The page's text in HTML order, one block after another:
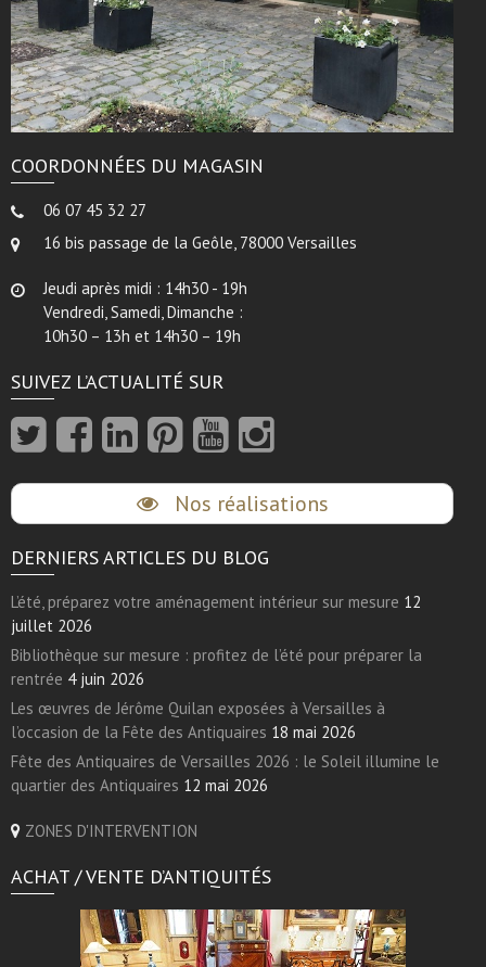
COORDONNÉES DU MAGASIN
06 07 45 32 27
16 bis passage de la Geôle, 78000 Versailles
Jeudi après midi : 14h30 - 19h
Vendredi, Samedi, Dimanche :
10h30 – 13h et 14h30 – 19h
SUIVEZ L’ACTUALITÉ SUR
Nos réalisations
DERNIERS ARTICLES DU BLOG
L’été, préparez votre aménagement intérieur sur mesure 12
juillet 2026
Bibliothèque sur mesure : profitez de l’été pour préparer la
rentrée 4 juin 2026
Les œuvres de Jérôme Quilan exposées à Versailles à
l’occasion de la Fête des Antiquaires 18 mai 2026
Fête des Antiquaires de Versailles 2026 : le Soleil illumine le
quartier des Antiquaires 12 mai 2026
ZONES D'INTERVENTION
ACHAT / VENTE D’ANTIQUITÉS